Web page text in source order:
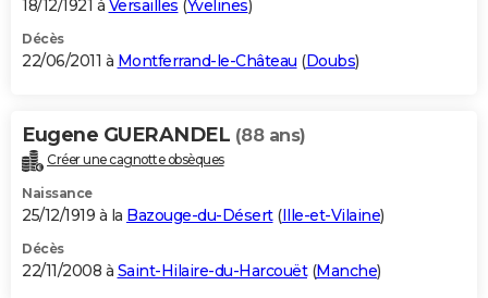
18/12/1921 à Versailles (Yvelines)
Décès
22/06/2011 à Montferrand-le-Château (Doubs)
Eugene GUERANDEL (88 ans)
Créer une cagnotte obsèques
Naissance
25/12/1919 à la Bazouge-du-Désert(Ille-et-Vilaine)
Décès
22/11/2008 à Saint-Hilaire-du-Harcouët(Manche)